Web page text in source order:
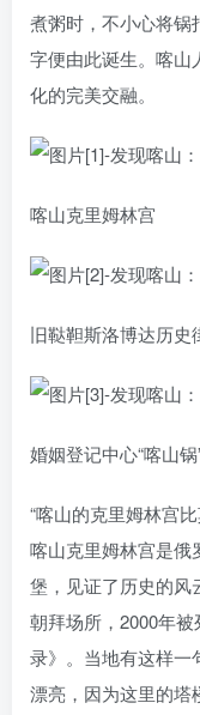
煮粥时，不小心将锅
字便由此诞生。喀山
化的完美交融。
喀山克里姆林宫
旧鞑靼斯洛博达历史
婚姻登记中心“喀山锅
“喀山的克里姆林宫
喀山克里姆林宫是俄
堡，见证了历史的风
朝拜场所，2000年
录》。当地有这样一
漂亮，因为这里的塔